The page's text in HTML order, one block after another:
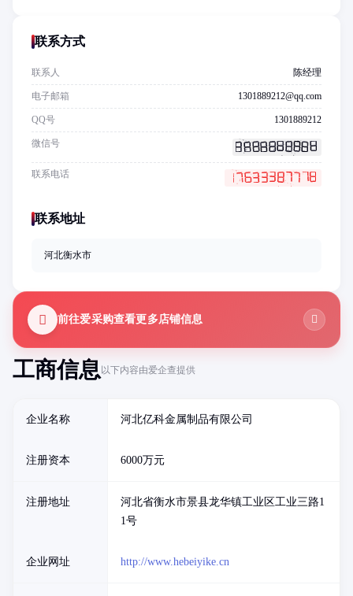
工商信息以下内容由爱企查提供
企业名称 河北亿科金属制品有限公司
注册资本 6000万元
注册地址
河北省衡水市景县龙华镇工业区工业三路1
1号
企业网址 http://www.hebeiyike.cn
联系方式
联系人 陈经理
电子邮箱 1301889212@qq.com
QQ号 1301889212
微信号
联系电话
联系地址
河北衡水市
前往爱采购查看更多店铺信息